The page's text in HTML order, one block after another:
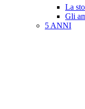
La
Gli
5 ANNI